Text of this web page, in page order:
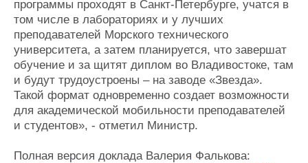
программы проходят в Санкт-Петербурге, учатся в
том числе в лабораториях и у лучших
преподавателей Морского технического
университета, а затем планируется, что завершат
обучение и за щитят диплом во Владивостоке, там
и будут трудоустроены – на заводе «Звезда».
Такой формат одновременно создает возможности
для академической мобильности преподавателей
и студентов», - отметил Министр.
Полная версия доклада Валерия Фалькова: